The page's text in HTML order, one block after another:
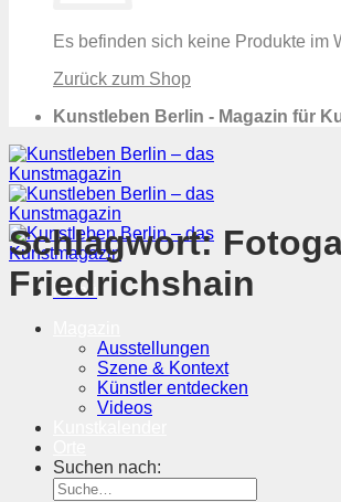
Es befinden sich keine Produkte im
Zurück zum Shop
Kunstleben Berlin - Magazin für
Menü
Ausstellungen
Szene & Kontext
Künstler entdecken
Videos
Suchen nach:
Schlagwort:
Friedrichshain